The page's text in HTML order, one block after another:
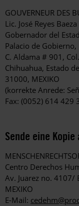
GOUVERNEUR DES
Lic. José Reyes
Gobernador del
Palacio de Gobierno,
C. Aldama # 901,
Chihuahua, Estado
31000, MEXIKO
(korrekte Anrede:
Fax: (0052) 614 429
Sende eine Kopie
Centro Derechos
Av. Juarez no. 4107/
MEXIKO
E-Mail: